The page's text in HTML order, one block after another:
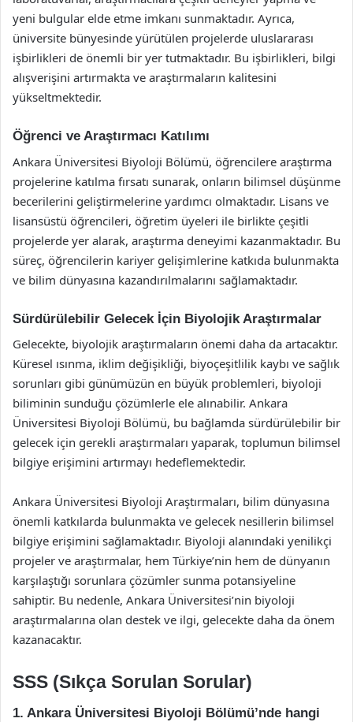
yeni bulgular elde etme imkanı sunmaktadır. Ayrıca,
üniversite bünyesinde yürütülen projelerde uluslararası
işbirlikleri de önemli bir yer tutmaktadır. Bu işbirlikleri, bilgi
alışverişini artırmakta ve araştırmaların kalitesini
yükseltmektedir.
Öğrenci ve Araştırmacı Katılımı
Ankara Üniversitesi Biyoloji Bölümü, öğrencilere araştırma
projelerine katılma fırsatı sunarak, onların bilimsel düşünme
becerilerini geliştirmelerine yardımcı olmaktadır. Lisans ve
lisansüstü öğrencileri, öğretim üyeleri ile birlikte çeşitli
projelerde yer alarak, araştırma deneyimi kazanmaktadır. Bu
süreç, öğrencilerin kariyer gelişimlerine katkıda bulunmakta
ve bilim dünyasına kazandırılmalarını sağlamaktadır.
Sürdürülebilir Gelecek İçin Biyolojik Araştırmalar
Gelecekte, biyolojik araştırmaların önemi daha da artacaktır.
Küresel ısınma, iklim değişikliği, biyoçeşitlilik kaybı ve sağlık
sorunları gibi günümüzün en büyük problemleri, biyoloji
biliminin sunduğu çözümlerle ele alınabilir. Ankara
Üniversitesi Biyoloji Bölümü, bu bağlamda sürdürülebilir bir
gelecek için gerekli araştırmaları yaparak, toplumun bilimsel
bilgiye erişimini artırmayı hedeflemektedir.
Ankara Üniversitesi Biyoloji Araştırmaları, bilim dünyasına
önemli katkılarda bulunmakta ve gelecek nesillerin bilimsel
bilgiye erişimini sağlamaktadır. Biyoloji alanındaki yenilikçi
projeler ve araştırmalar, hem Türkiye’nin hem de dünyanın
karşılaştığı sorunlara çözümler sunma potansiyeline
sahiptir. Bu nedenle, Ankara Üniversitesi’nin biyoloji
araştırmalarına olan destek ve ilgi, gelecekte daha da önem
kazanacaktır.
SSS (Sıkça Sorulan Sorular)
1. Ankara Üniversitesi Biyoloji Bölümü’nde hangi